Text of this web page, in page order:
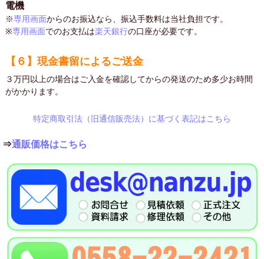
電機
※専用画面からのお振込なら、振込手数料は当社負担です。
※専用画面でのお支払は楽天銀行の口座が必要です。
【６】現金書留によるご送金
３万円以上の場合はご入金を確認してからの発送のため多少お時間
がかかります。
特定商取引法（旧通信販売法）に基づく表記はこちら
⇒通販価格はこちら